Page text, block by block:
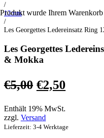
Produkt wurde Ihrem
/
12mm
/
Les Georgettes Ledereinsatz Ring
Les Georgettes
& Mokka
€5,00
war:
€5,00
€2,50
€2,50.
Enthält 19% MwSt.
zzgl. Versand
Lieferzeit: 3-4 Werktage